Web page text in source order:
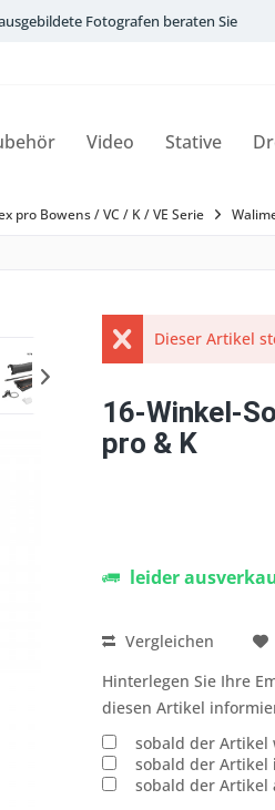
Fotografen beraten Sie
Video Stative
pro Bowens / VC / K / VE Serie
Dieser Artikel
16-Winkel-
pro & K
leider
Vergleichen
Hinterlegen Sie Ihre
diesen Artikel
sobald der Artikel
sobald der Artikel
sobald der Artikel